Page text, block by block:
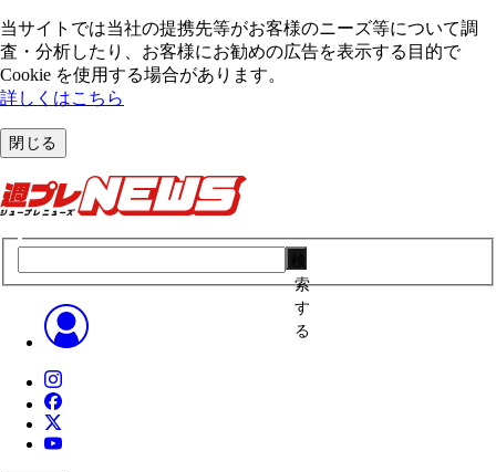
当サイトでは当社の提携先等がお客様のニーズ等について調
査・分析したり、お客様にお勧めの広告を表⽰する⽬的で
Cookie を使⽤する場合があります。
詳しくはこちら
閉じる
索
す
る